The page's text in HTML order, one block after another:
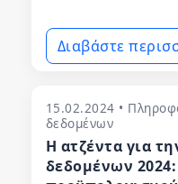
Διαβάστε
15.02.2024 •
δεδομένων
Η ατζέντα για
δεδομένων